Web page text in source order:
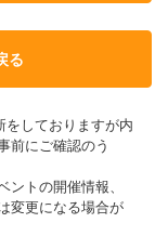
る
しておりますが内
前にご確認のう
トの開催情報、
変更になる場合が